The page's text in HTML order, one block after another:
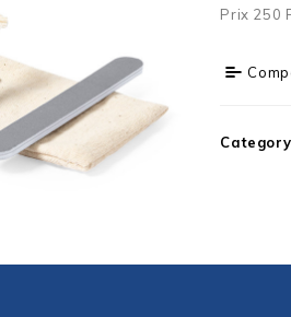
Prix 250